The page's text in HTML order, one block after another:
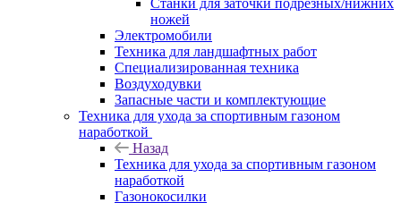
Станки для заточки подрезных/нижних
ножей
Электромобили
Техника для ландшафтных работ
Специализированная техника
Воздуходувки
Запасные части и комплектующие
Техника для ухода за спортивным газоном
наработкой
Назад
Техника для ухода за спортивным газоном
наработкой
Газонокосилки